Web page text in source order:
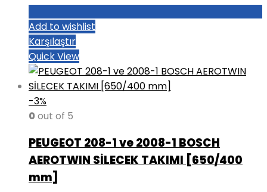
Add to wishlist
Karşılaştır
Quick View
-3%
0 out of 5
PEUGEOT 208-1 ve 2008-1 BOSCH
AEROTWIN SİLECEK TAKIMI [650/400
mm]